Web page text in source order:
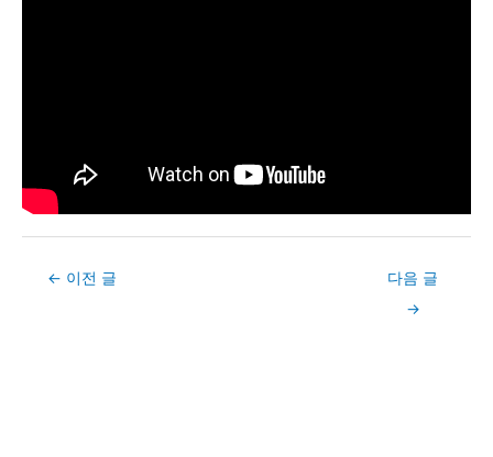
Post← 이전 글
다음 글
→